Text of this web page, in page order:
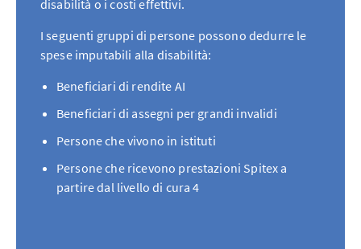
disabilità o i costi effettivi.
I seguenti gruppi di persone possono dedurre le
spese imputabili alla disabilità:
Beneficiari di rendite AI
Beneficiari di assegni per grandi invalidi
Persone che vivono in istituti
Persone che ricevono prestazioni Spitex a
partire dal livello di cura 4